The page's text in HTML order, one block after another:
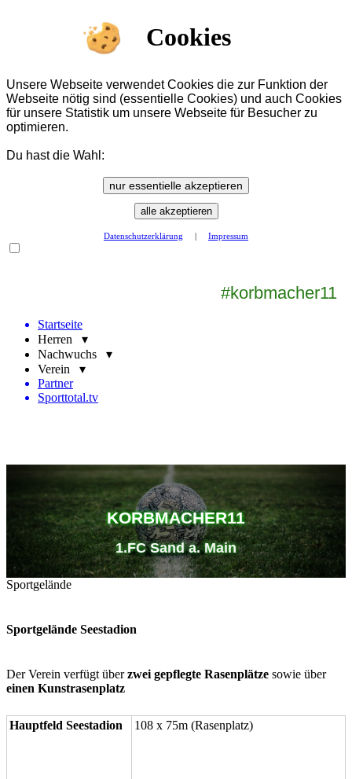
Cookies
Unsere Webseite verwendet Cookies die zur Funktion der
Webseite nötig sind (essentielle Cookies) und auch Cookies
für unsere Statistik um unsere Webseite für Besucher zu
optimieren.
Du hast die Wahl:
nur essentielle akzeptieren
alle akzeptieren
Datenschutzerklärung Impressum
#korbmacher11
Startseite
Herren ▾
Nachwuchs ▾
Verein ▾
Partner
Sporttotal.tv
KORBMACHER11
1.FC Sand a. Main
Sportgelände
Sportgelände Seestadion
Der Verein verfügt überzwei gepflegte Rasenplätze sowie über
einen Kunstrasenplatz
Hauptfeld Seestadion 108 x 75m (Rasenplatz)